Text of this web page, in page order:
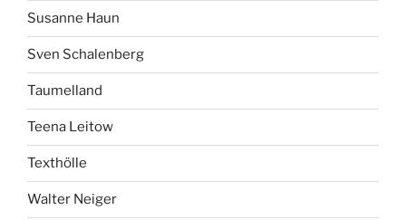
Susanne Haun
Sven Schalenberg
Taumelland
Teena Leitow
Texthölle
Walter Neiger